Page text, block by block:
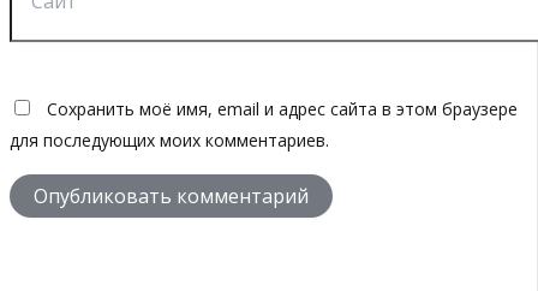
Сохранить моё имя, email и адрес сайта в этом браузере
для последующих моих комментариев.